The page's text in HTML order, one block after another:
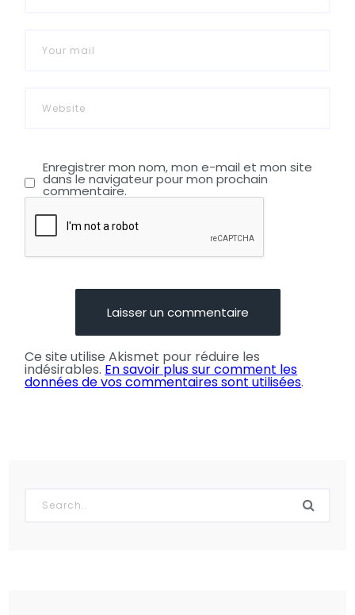
Enregistrer mon nom, mon e-mail et mon site
dans le navigateur pour mon prochain
commentaire.
Ce site utilise Akismet pour réduire les
indésirables. En savoir plus sur comment les
données de vos commentaires sont utilisées.